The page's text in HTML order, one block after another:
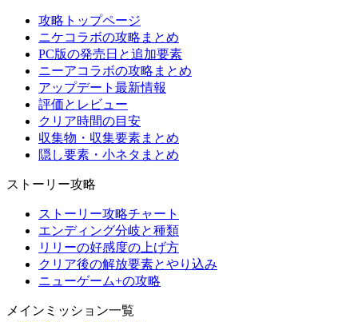
攻略トップページ
ニケコラボの攻略まとめ
PC版の発売日と追加要素
ニーアコラボの攻略まとめ
アップデート最新情報
評価とレビュー
クリア時間の目安
収集物・収集要素まとめ
隠し要素・小ネタまとめ
ストーリー攻略
ストーリー攻略チャート
エンディング分岐と種類
リリーの好感度の上げ方
クリア後の解放要素とやり込み
ニューゲーム+の攻略
メインミッション一覧